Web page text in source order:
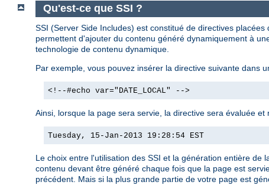
Qu'est-ce que SSI ?
SSI (Server Side Includes) est constitué de directives
permettent d'ajouter du contenu généré dynamiquement à
technologie de contenu dynamique.
Par exemple, vous pouvez insérer la directive suivante dans
<!--#echo var="DATE_LOCAL" -->
Ainsi, lorsque la page sera servie, la directive sera évaluée et
Tuesday, 15-Jan-2013 19:28:54 EST
Le choix entre l'utilisation des SSI et la génération entière
contenu devant être généré chaque fois que la page est
précédent. Mais si la plus grande partie de votre page est